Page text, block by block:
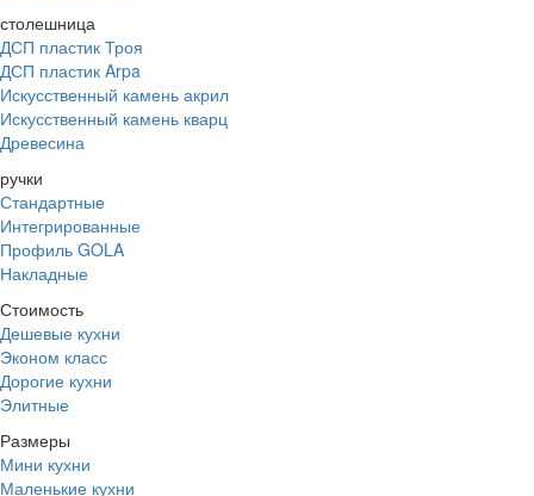
столешница
ДСП пластик Троя
ДСП пластик Arpa
Искусственный камень акрил
Искусственный камень кварц
Древесина
ручки
Стандартные
Интегрированные
Профиль GOLA
Накладные
Стоимость
Дешевые кухни
Эконом класс
Дорогие кухни
Элитные
Размеры
Мини кухни
Маленькие кухни